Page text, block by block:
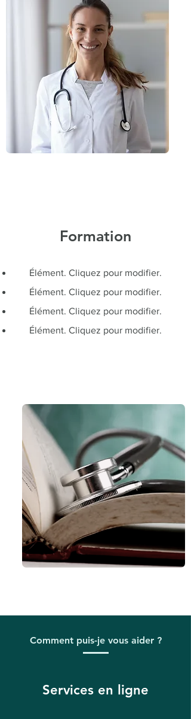
Formation
Élément. Cliquez pour modifier.
Élément. Cliquez pour modifier.
Élément. Cliquez pour modifier.
Élément. Cliquez pour modifier.
Comment puis-je vous aider ?
Services en ligne